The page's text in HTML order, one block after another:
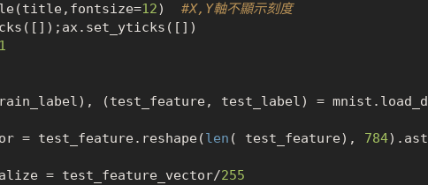
12) #X,Y軸不顯示刻度
(test_feature, test_label) = mnist.load_d
= test_feature.reshape(len ( test_feature), 784).ast
= test_feature_vector/255